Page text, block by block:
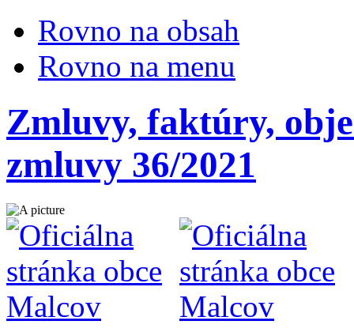
Rovno na obsah
Rovno na menu
Zmluvy, faktúry,
zmluvy 36/2021